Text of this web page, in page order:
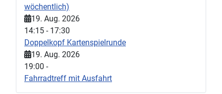
wöchentlich)
19. Aug. 2026
14:15 - 17:30
Doppelkopf Kartenspielrunde
19. Aug. 2026
19:00 -
Fahrradtreff mit Ausfahrt